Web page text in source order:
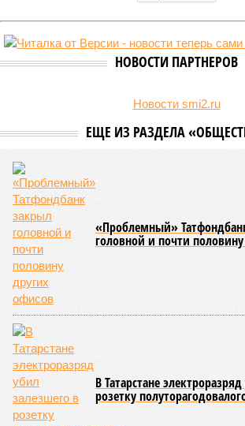
НОВОСТИ ПАРТНЕРОВ
Новости smi2.ru
ЕЩЕ ИЗ РАЗДЕЛА
«Проблемный»
головной и почти
В Татарстане
розетку